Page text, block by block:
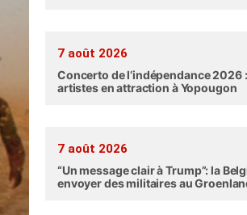
7 août 2026
Concerto de l’indépendance 2026
artistes en attraction à Yopougon
7 août 2026
“Un message clair à Trump”: la
envoyer des militaires au